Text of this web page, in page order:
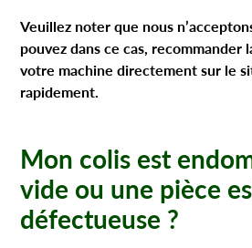
Veuillez noter que nous
pouvez dans ce cas, recommander
votre machine directement sur le
rapidement.
Mon colis est
vide ou une pièce
défectueuse ?